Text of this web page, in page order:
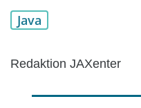
Java
Redaktion JAXenter